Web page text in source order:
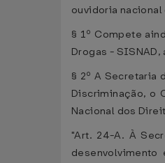
ouvidoria
§ 1º Compete
Drogas -
§ 2º A Secretaria
Discriminação, o
Nacional dos
"Art. 24-A. À